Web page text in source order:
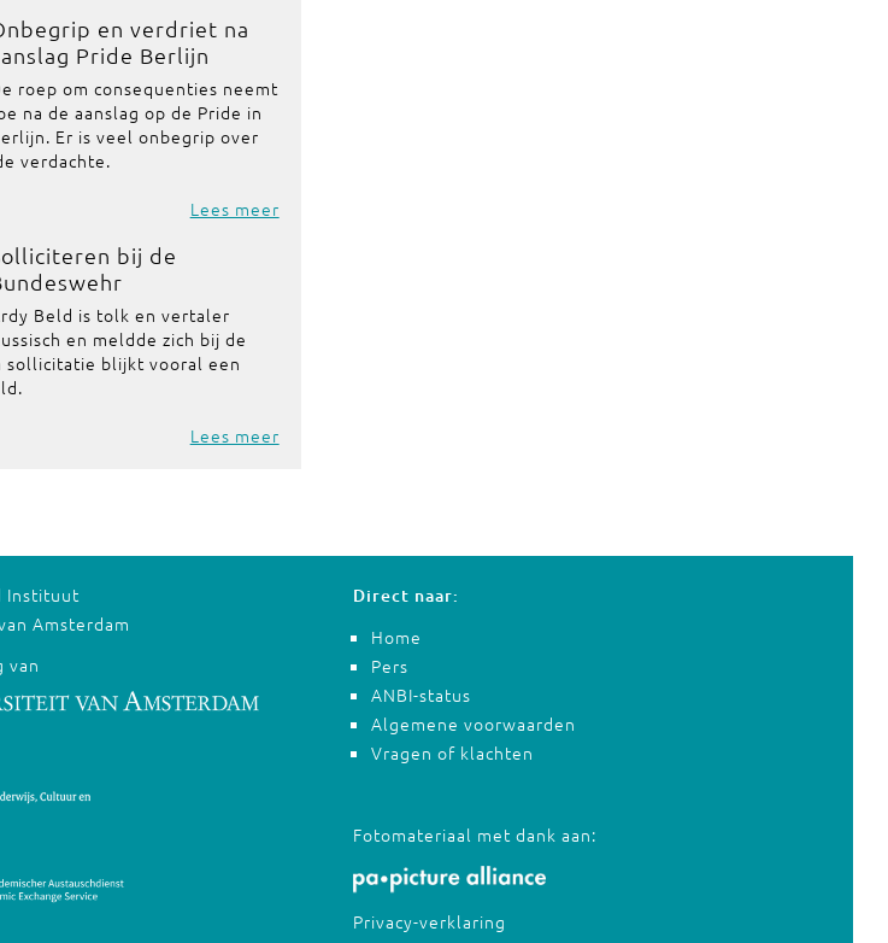
en verdriet na
Pride Berlijn
roep om consequenties neemt
na de aanslag op de Pride in
Er is veel onbegrip over
verdachte.
Lees meer
bij de
Beld is tolk en vertaler
en meldde zich bij de
sollicitatie blijkt vooral een
Lees meer
Instituut
Amsterdam
van
Direct naar:
Home
Pers
ANBI-status
Algemene voorwaarden
Vragen of klachten
Fotomateriaal met dank aan:
Privacy-verklaring